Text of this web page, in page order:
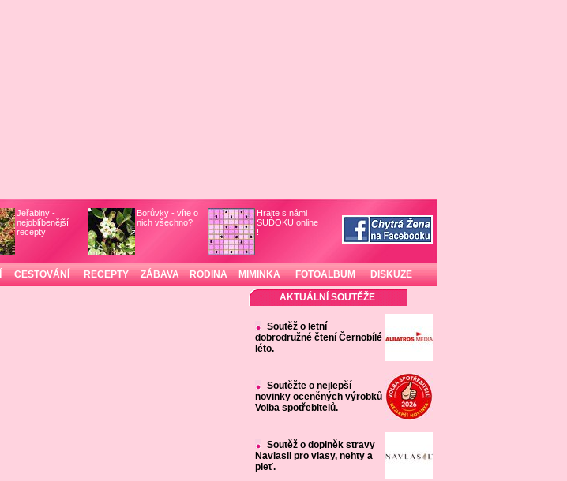
Jeřabiny -
nejoblíbenější
recepty
Borůvky - víte o
nich všechno?
Hrajte s námi
SUDOKU online
!
CESTOVÁNÍ RECEPTY ZÁBAVA RODINA MIMINKA FOTOALBUM DISKUZE
AKTUÁLNÍ SOUTĚŽE
Soutěž o letní
dobrodružné čtení Černobílé
léto.
Soutěžte o nejlepší
novinky oceněných výrobků
Volba spotřebitelů.
Soutěž o doplněk stravy
Navlasil pro vlasy, nehty a
pleť.